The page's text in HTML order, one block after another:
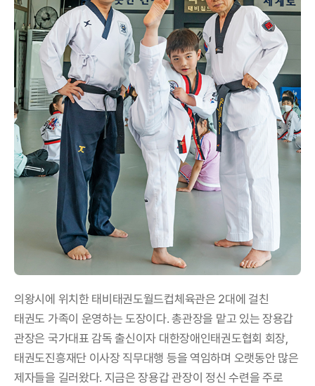
의왕시에 위치한 태비태권도월드컵체육관은 2대에 걸친
태권도 가족이 운영하는 도장이다. 총관장을 맡고 있는 장용갑
관장은 국가대표 감독 출신이자 대한장애인태권도협회 회장,
태권도진흥재단 이사장 직무대행 등을 역임하며 오랫동안 많은
제자들을 길러왔다. 지금은 장용갑 관장이 정신 수련을 주로